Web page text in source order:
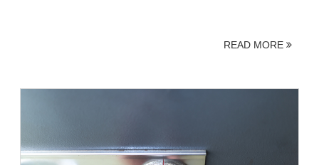
READ MORE